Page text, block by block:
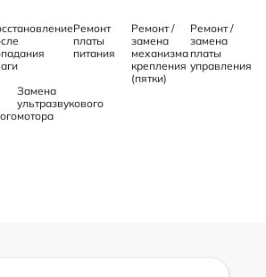
Ремонт
платы
питания
Ремонт /
замена
механизма
крепления
(пятки)
Ремонт /
замена
платы
управления
Замена
ультразвукового
мотора